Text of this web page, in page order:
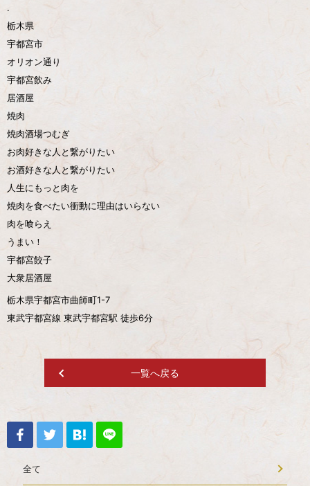
.
栃木県
宇都宮市
オリオン通り
宇都宮飲み
居酒屋
焼肉
焼肉酒場つむぎ
お肉好きな人と繋がりたい
お酒好きな人と繋がりたい
人生にもっと肉を
焼肉を食べたい衝動に理由はいらない
肉を喰らえ
うまい！
宇都宮餃子
大衆居酒屋
栃木県宇都宮市曲師町1-7
東武宇都宮線 東武宇都宮駅 徒歩6分
一覧へ戻る
全て